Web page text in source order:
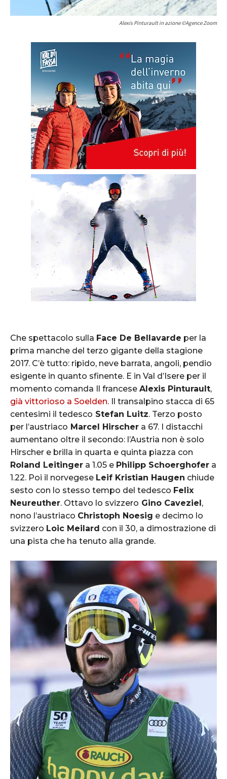
Alexis Pinturault in azione ©Agence Zoom
Che spettacolo sulla Face De Bellavarde per la
prima manche del terzo gigante della stagione
2017. C’è tutto: ripido, neve barrata, angoli, pendio
esigente in quanto sfinente. E in Val d’Isere per il
momento comanda Il francese Alexis Pinturault,
già vittorioso a Soelden. Il transalpino stacca di 65
centesimi il tedesco Stefan Luitz. Terzo posto
per l’austriaco Marcel Hirscher a 67. I distacchi
aumentano oltre il secondo: l’Austria non è solo
Hirscher e brilla in quarta e quinta piazza con
Roland Leitinger a 1.05 e Philipp Schoerghofer a
1.22. Poi il norvegese Leif Kristian Haugen chiude
sesto con lo stesso tempo del tedesco Felix
Neureuther. Ottavo lo svizzero Gino Caveziel,
nono l’austriaco Christoph Noesig e decimo lo
svizzero Loic Meilard con il 30, a dimostrazione di
una pista che ha tenuto alla grande.